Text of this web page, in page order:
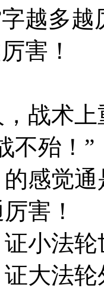
越多
害！
战术
不殆！”
感觉
害！
小法
大法